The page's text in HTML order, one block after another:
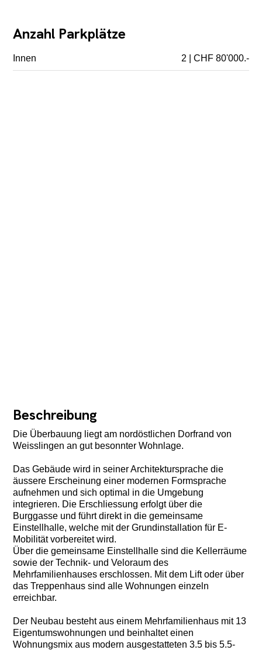
Anzahl Parkplätze
Innen 2 | CHF 80'000.-
Beschreibung
Die Überbauung liegt am nordöstlichen Dorfrand von
Weisslingen an gut besonnter Wohnlage.
Das Gebäude wird in seiner Architektursprache die
äussere Erscheinung einer modernen Formsprache
aufnehmen und sich optimal in die Umgebung
integrieren. Die Erschliessung erfolgt über die
Burggasse und führt direkt in die gemeinsame
Einstellhalle, welche mit der Grundinstallation für E-
Mobilität vorbereitet wird.
Über die gemeinsame Einstellhalle sind die Kellerräume
sowie der Technik- und Veloraum des
Mehrfamilienhauses erschlossen. Mit dem Lift oder über
das Treppenhaus sind alle Wohnungen einzeln
erreichbar.
Der Neubau besteht aus einem Mehrfamilienhaus mit 13
Eigentumswohnungen und beinhaltet einen
Wohnungsmix aus modern ausgestatteten 3.5 bis 5.5-